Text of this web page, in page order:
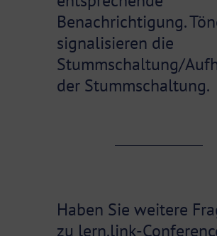
Benachrichtigung.
signalisieren die
Stummschaltung/
der Stummschaltung.
Haben Sie weitere
zu lern.link-